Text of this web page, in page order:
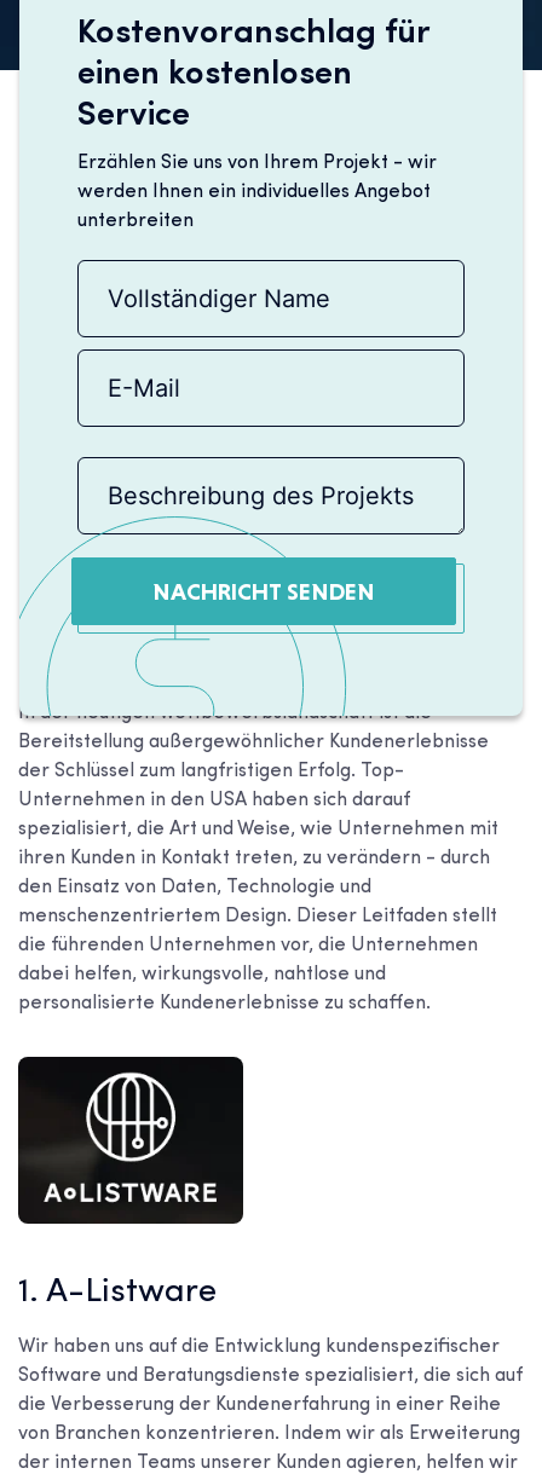
Kostenvoranschlag für
einen kostenlosen
Service
Erzählen Sie uns von Ihrem Projekt - wir
werden Ihnen ein individuelles Angebot
unterbreiten
NACHRICHT SENDEN
In der heutigen Wettbewerbslandschaft ist die
Bereitstellung außergewöhnlicher Kundenerlebnisse
der Schlüssel zum langfristigen Erfolg. Top-
Unternehmen in den USA haben sich darauf
spezialisiert, die Art und Weise, wie Unternehmen mit
ihren Kunden in Kontakt treten, zu verändern - durch
den Einsatz von Daten, Technologie und
menschenzentriertem Design. Dieser Leitfaden stellt
die führenden Unternehmen vor, die Unternehmen
dabei helfen, wirkungsvolle, nahtlose und
personalisierte Kundenerlebnisse zu schaffen.
1. A-Listware
Wir haben uns auf die Entwicklung kundenspezifischer
Software und Beratungsdienste spezialisiert, die sich auf
die Verbesserung der Kundenerfahrung in einer Reihe
von Branchen konzentrieren. Indem wir als Erweiterung
der internen Teams unserer Kunden agieren, helfen wir